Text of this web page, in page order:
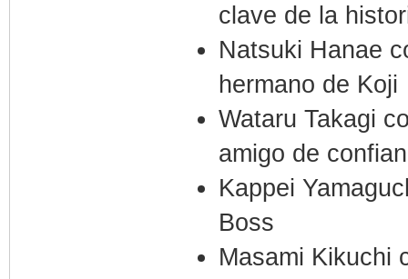
clave de la
Natsuki Hanae
hermano de Koji
Wataru Takagi
amigo de
Kappei
Boss
Masami Kikuchi